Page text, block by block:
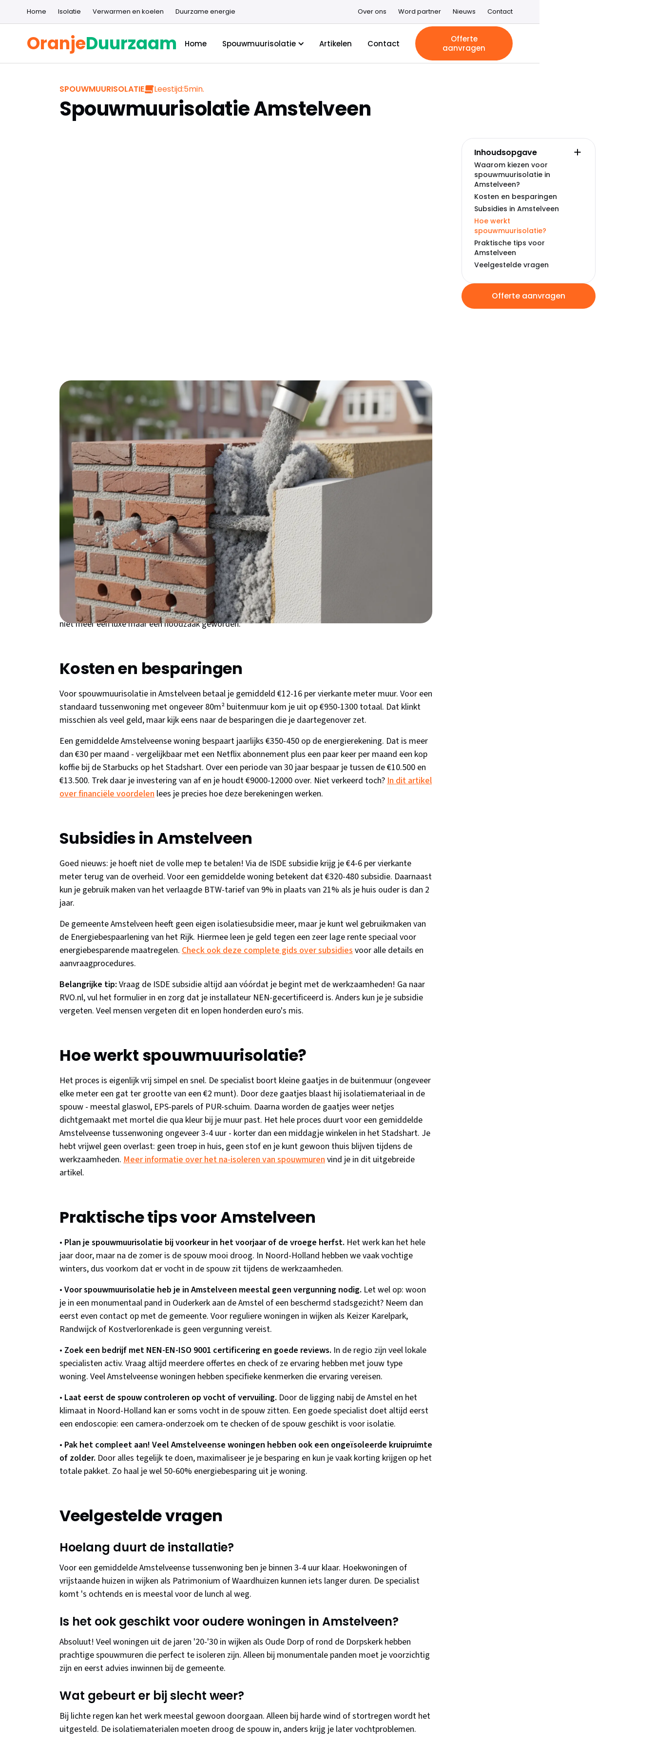
Home Isolatie Verwarmen en koelen Duurzame energie Over ons Word partner Nieuws Contact
OranjeDuurzaam Home Spouwmuurisolatie Artikelen Contact
Offerte
aanvragen
SPOUWMUURISOLATIE Leestijd:5min.
Spouwmuurisolatie Amstelveen
Woon je in Amstelveen en wil je flink besparen op je energierekening? Spouwmuurisolatie is één
van de slimste investeringen die je kunt doen. Voor €800-1200 kun je jaarlijks €300-450 besparen
op gas en stroom. Met de huidige energieprijzen verdien je je investering binnen 3 jaar terug!
Waarom kiezen voor spouwmuurisolatie in
Amstelveen?
Woon je in een jaren '30 woning in Elsrijk of een ruime eengezinswoning in Westwijk? Dan heb je
waarschijnlijk een spouwmuur die perfect te isoleren is. Amstelveen telt duizenden woningen uit de
periode 1920-1980 met ongeïsoleerde spouwmuren. Door de ligging in Noord-Holland hebben we hier
te maken met vochtige winters en koude noordwestenwinden vanaf de Noordzee. Dat betekent dat je
huis veel warmte verliest door de muren - soms wel 25% van je totale warmteverlies! In wijken als
Groenelaan, Bovenkerk en Nes aan de Amstel zie je veel karakteristieke woningen die perfect geschikt
zijn voor spouwmuurisolatie. Met de energieprijzen die de laatste jaren flink gestegen zijn, is isoleren
niet meer een luxe maar een noodzaak geworden.
Kosten en besparingen
Voor spouwmuurisolatie in Amstelveen betaal je gemiddeld €12-16 per vierkante meter muur. Voor een
standaard tussenwoning met ongeveer 80m² buitenmuur kom je uit op €950-1300 totaal. Dat klinkt
misschien als veel geld, maar kijk eens naar de besparingen die je daartegenover zet.
Een gemiddelde Amstelveense woning bespaart jaarlijks €350-450 op de energierekening. Dat is meer
dan €30 per maand - vergelijkbaar met een Netflix abonnement plus een paar keer per maand een kop
koffie bij de Starbucks op het Stadshart. Over een periode van 30 jaar bespaar je tussen de €10.500 en
€13.500. Trek daar je investering van af en je houdt €9000-12000 over. Niet verkeerd toch?In dit artikel
over financiële voordelen lees je precies hoe deze berekeningen werken.
Subsidies in Amstelveen
Goed nieuws: je hoeft niet de volle mep te betalen! Via de ISDE subsidie krijg je €4-6 per vierkante
meter terug van de overheid. Voor een gemiddelde woning betekent dat €320-480 subsidie. Daarnaast
kun je gebruik maken van het verlaagde BTW-tarief van 9% in plaats van 21% als je huis ouder is dan 2
jaar.
De gemeente Amstelveen heeft geen eigen isolatiesubsidie meer, maar je kunt wel gebruikmaken van
de Energiebespaarlening van het Rijk. Hiermee leen je geld tegen een zeer lage rente speciaal voor
energiebesparende maatregelen. Check ook deze complete gids over subsidiesvoor alle details en
aanvraagprocedures.
Belangrijke tip: Vraag de ISDE subsidie altijd aan vóórdat je begint met de werkzaamheden! Ga naar
RVO.nl, vul het formulier in en zorg dat je installateur NEN-gecertificeerd is. Anders kun je je subsidie
vergeten. Veel mensen vergeten dit en lopen honderden euro's mis.
Hoe werkt spouwmuurisolatie?
Het proces is eigenlijk vrij simpel en snel. De specialist boort kleine gaatjes in de buitenmuur (ongeveer
elke meter een gat ter grootte van een €2 munt). Door deze gaatjes blaast hij isolatiemateriaal in de
spouw - meestal glaswol, EPS-parels of PUR-schuim. Daarna worden de gaatjes weer netjes
dichtgemaakt met mortel die qua kleur bij je muur past. Het hele proces duurt voor een gemiddelde
Amstelveense tussenwoning ongeveer 3-4 uur - korter dan een middagje winkelen in het Stadshart. Je
hebt vrijwel geen overlast: geen troep in huis, geen stof en je kunt gewoon thuis blijven tijdens de
werkzaamheden. Meer informatie over het na-isoleren van spouwmurenvind je in dit uitgebreide
artikel.
Praktische tips voor Amstelveen
• Plan je spouwmuurisolatie bij voorkeur in het voorjaar of de vroege herfst. Het werk kan het hele
jaar door, maar na de zomer is de spouw mooi droog. In Noord-Holland hebben we vaak vochtige
winters, dus voorkom dat er vocht in de spouw zit tijdens de werkzaamheden.
• Voor spouwmuurisolatie heb je in Amstelveen meestal geen vergunning nodig. Let wel op: woon
je in een monumentaal pand in Ouderkerk aan de Amstel of een beschermd stadsgezicht? Neem dan
eerst even contact op met de gemeente. Voor reguliere woningen in wijken als Keizer Karelpark,
Randwijck of Kostverlorenkade is geen vergunning vereist.
• Zoek een bedrijf met NEN-EN-ISO 9001 certificering en goede reviews. In de regio zijn veel lokale
specialisten activ. Vraag altijd meerdere offertes en check of ze ervaring hebben met jouw type
woning. Veel Amstelveense woningen hebben specifieke kenmerken die ervaring vereisen.
• Laat eerst de spouw controleren op vocht of vervuiling. Door de ligging nabij de Amstel en het
klimaat in Noord-Holland kan er soms vocht in de spouw zitten. Een goede specialist doet altijd eerst
een endoscopie: een camera-onderzoek om te checken of de spouw geschikt is voor isolatie.
• Pak het compleet aan! Veel Amstelveense woningen hebben ook een ongeïsoleerde kruipruimte
of zolder. Door alles tegelijk te doen, maximaliseer je je besparing en kun je vaak korting krijgen op het
totale pakket. Zo haal je wel 50-60% energiebesparing uit je woning.
Veelgestelde vragen
Hoelang duurt de installatie?
Voor een gemiddelde Amstelveense tussenwoning ben je binnen 3-4 uur klaar. Hoekwoningen of
vrijstaande huizen in wijken als Patrimonium of Waardhuizen kunnen iets langer duren. De specialist
komt 's ochtends en is meestal voor de lunch al weg.
Is het ook geschikt voor oudere woningen in Amstelveen?
Absoluut! Veel woningen uit de jaren '20-'30 in wijken als Oude Dorp of rond de Dorpskerk hebben
prachtige spouwmuren die perfect te isoleren zijn. Alleen bij monumentale panden moet je voorzichtig
zijn en eerst advies inwinnen bij de gemeente.
Wat gebeurt er bij slecht weer?
Bij lichte regen kan het werk meestal gewoon doorgaan. Alleen bij harde wind of stortregen wordt het
uitgesteld. De isolatiematerialen moeten droog de spouw in, anders krijg je later vochtproblemen.
Inhoudsopgave
Waarom kiezen voor
spouwmuurisolatie in
Amstelveen?
Kosten en besparingen
Subsidies in Amstelveen
Hoe werkt
spouwmuurisolatie?
Praktische tips voor
Amstelveen
Veelgestelde vragen
Offerte aanvragen